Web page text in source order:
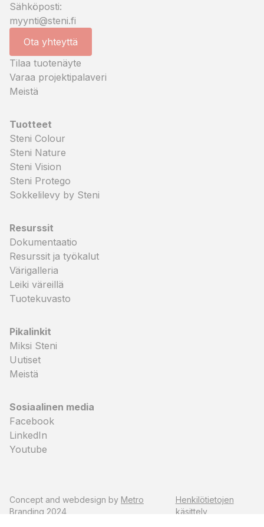
Sähköposti:
myynti@steni.fi
Ota yhteyttä
Tilaa tuotenäyte
Varaa projektipalaveri
Meistä
Tuotteet
Steni Colour
Steni Nature
Steni Vision
Steni Protego
Sokkelilevy by Steni
Resurssit
Dokumentaatio
Resurssit ja työkalut
Värigalleria
Leiki väreillä
Tuotekuvasto
Pikalinkit
Miksi Steni
Uutiset
Meistä
Sosiaalinen media
Facebook
LinkedIn
Youtube
Concept and webdesign by Metro
Branding 2024
Henkilötietojen
käsittely